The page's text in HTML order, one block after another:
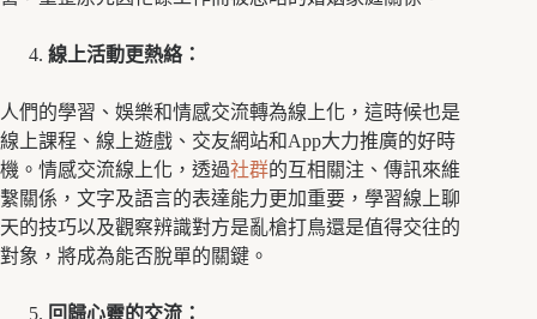
線上活動更熱絡：
人們的學習、娛樂和情感交流轉為線上化，這時候也是
線上課程、線上遊戲、交友網站和App大力推廣的好時
機。情感交流線上化，透過社群的互相關注、傳訊來維
繫關係，文字及語言的表達能力更加重要，學習線上聊
天的技巧以及觀察辨識對方是亂槍打鳥還是值得交往的
對象，將成為能否脫單的關鍵。
回歸心靈的交流：